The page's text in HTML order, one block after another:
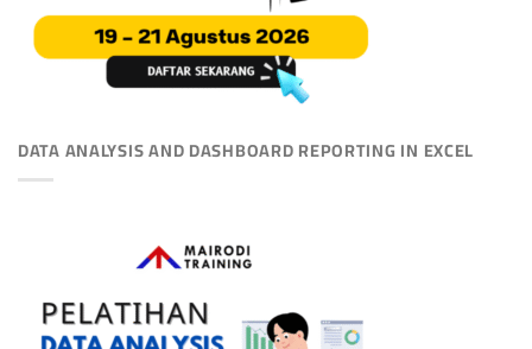
DATA ANALYSIS AND DASHBOARD REPORTING IN EXCEL